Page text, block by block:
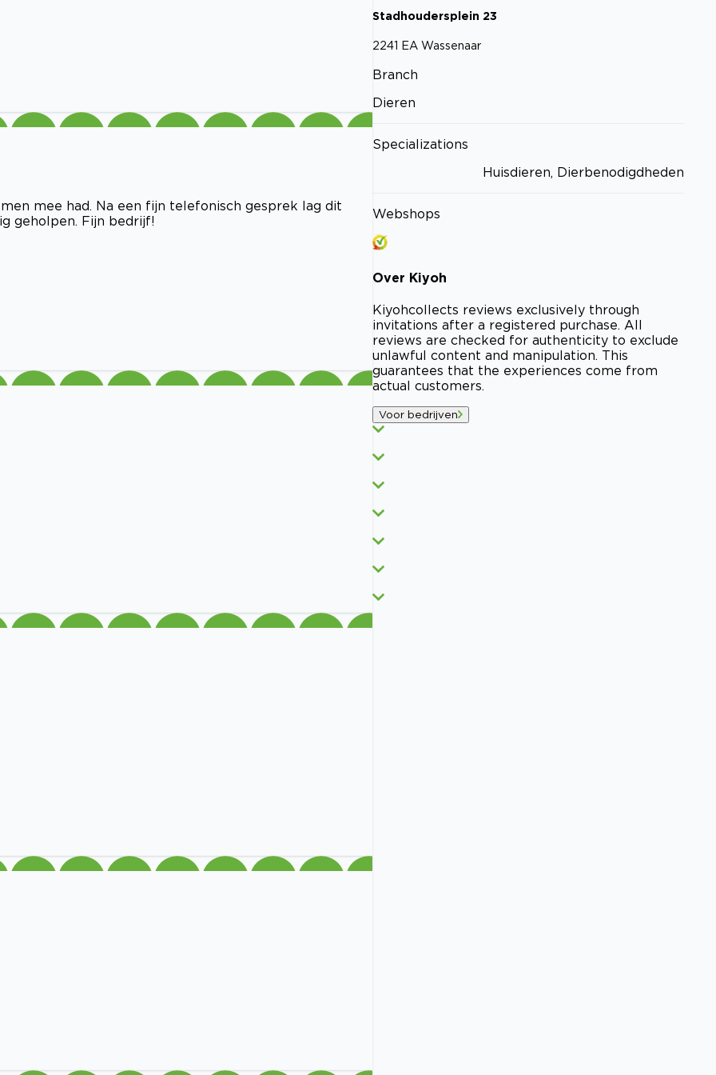
mee had. Na een fijn telefonisch gesprek lag dit
geholpen. Fijn bedrijf!
Stadhoudersplein 23
2241 EA Wassenaar
Branch
Dieren
Specializations
Huisdieren, Dierbenodigdheden
Webshops
Over Kiyoh
Kiyohcollects reviews exclusively through
invitations after a registered purchase. All
reviews are checked for authenticity to exclude
unlawful content and manipulation. This
guarantees that the experiences come from
actual customers.
Voor bedrijven